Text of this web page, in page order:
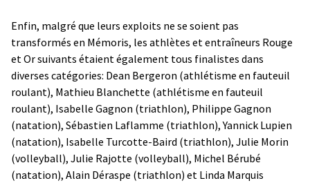
Enfin, malgré que leurs exploits ne se soient pas
transformés en Mémoris, les athlètes et entraîneurs Rouge
et Or suivants étaient également tous finalistes dans
diverses catégories: Dean Bergeron (athlétisme en fauteuil
roulant), Mathieu Blanchette (athlétisme en fauteuil
roulant), Isabelle Gagnon (triathlon), Philippe Gagnon
(natation), Sébastien Laflamme (triathlon), Yannick Lupien
(natation), Isabelle Turcotte-Baird (triathlon), Julie Morin
(volleyball), Julie Rajotte (volleyball), Michel Bérubé
(natation), Alain Déraspe (triathlon) et Linda Marquis